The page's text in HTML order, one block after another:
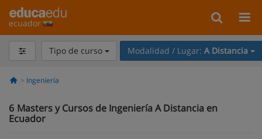
ecuador
Tipo de curso Modalidad / Lugar: A Distancia
Ingeniería
6 Masters y Cursos de Ingeniería A Distancia en
Ecuador